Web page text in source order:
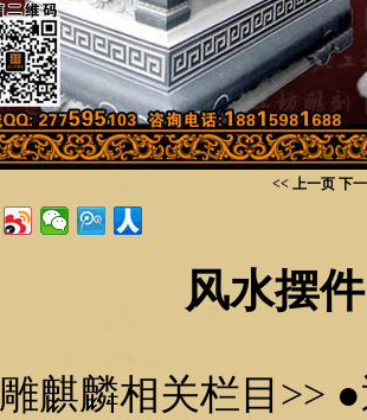
<< 上一页 下
风水摆
雕麒麟相关栏目>> ●